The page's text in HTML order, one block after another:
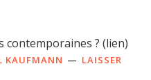
contemporaines ? (lien)
KAUFMANN
LAISSER